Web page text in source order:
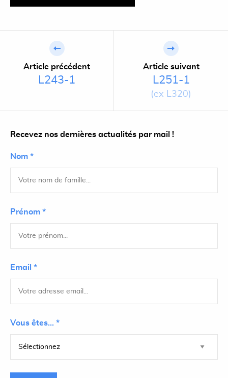
Article précédent
L243-1
Article suivant
L251-1
(ex L320)
Recevez nos dernières actualités par mail !
Nom *
Prénom *
Email *
Vous êtes... *